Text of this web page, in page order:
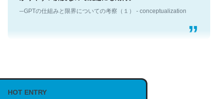
説してる記事が少ないので貴重な良記事。/続編来た
https://isobe324649.hatenablog.com/entry/2023/03/27
HOT ENTRY